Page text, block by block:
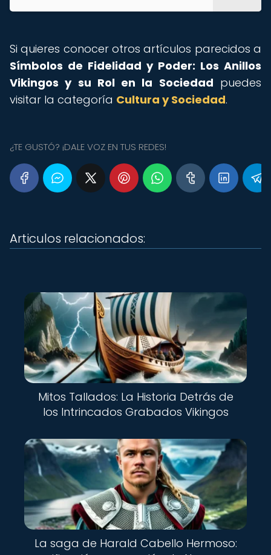
Si quieres conocer otros artículos parecidos a
Símbolos de Fidelidad y Poder: Los Anillos
Vikingos y su Rol en la Sociedad puedes
visitar la categoría Cultura y Sociedad.
¿TE GUSTÓ? ¡DALE VOZ EN TUS REDES!
Articulos relacionados:
Mitos Tallados: La Historia Detrás de
los Intrincados Grabados Vikingos
La saga de Harald Cabello Hermoso: